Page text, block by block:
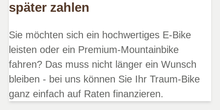
später zahlen
Sie möchten sich ein hochwertiges E-Bike
leisten oder ein Premium-Mountainbike
fahren? Das muss nicht länger ein Wunsch
bleiben - bei uns können Sie Ihr Traum-Bike
ganz einfach auf Raten finanzieren.